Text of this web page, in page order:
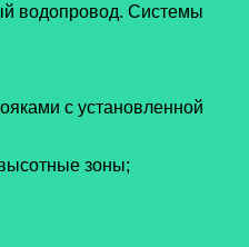
водопровод. Системы
с установленной
зоны;